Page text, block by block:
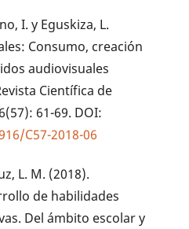
I. y Eguskiza, L.
Consumo, creación
audiovisuales
Científica de
61-69. DOI:
C57-2018-06
L. M. (2018).
de habilidades
Del ámbito escolar y